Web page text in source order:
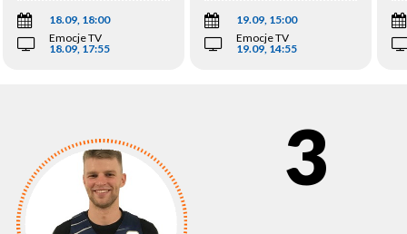
18.09, 18:00
Emocje TV
18.09, 17:55
19.09, 15:00
Emocje TV
19.09, 14:55
3